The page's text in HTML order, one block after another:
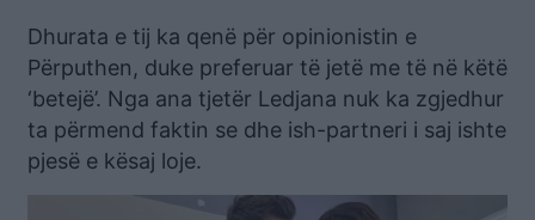
Dhurata e tij ka qenë për opinionistin e
Përputhen, duke preferuar të jetë me të në këtë
‘betejë’. Nga ana tjetër Ledjana nuk ka zgjedhur
ta përmend faktin se dhe ish-partneri i saj ishte
pjesë e kësaj loje.